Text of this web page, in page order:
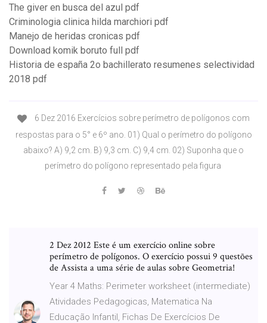
The giver en busca del azul pdf
Criminologia clinica hilda marchiori pdf
Manejo de heridas cronicas pdf
Download komik boruto full pdf
Historia de españa 2o bachillerato resumenes selectividad
2018 pdf
6 Dez 2016 Exercícios sobre perímetro de polígonos com
respostas para o 5° e 6º ano. 01) Qual o perímetro do polígono
abaixo? A) 9,2 cm. B) 9,3 cm. C) 9,4 cm. 02) Suponha que o
perímetro do polígono representado pela figura
2 Dez 2012 Este é um exercício online sobre
perímetro de polígonos. O exercício possui 9 questões
de Assista a uma série de aulas sobre Geometria!
Year 4 Maths: Perimeter worksheet (intermediate)
Atividades Pedagogicas, Matematica Na
Educação Infantil, Fichas De Exercícios De